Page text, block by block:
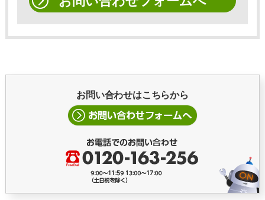
お問い合わせはこちらから